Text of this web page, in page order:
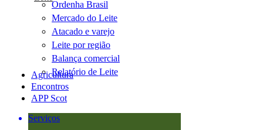
Ordenha Brasil
Mercado do Leite
Atacado e varejo
Leite por região
Balança comercial
Relatório de Leite
Agricultura
Encontros
APP Scot
Serviços